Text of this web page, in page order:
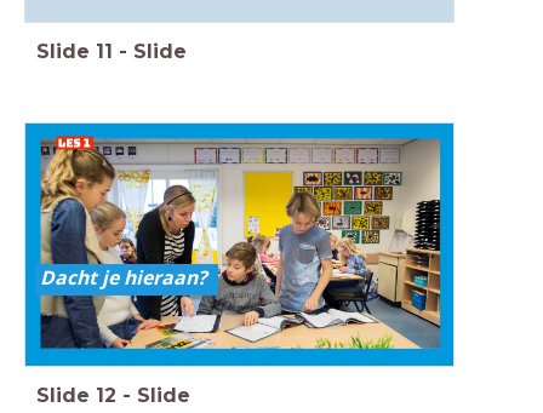
Slide 11 - Slide
Dacht je hieraan?
Slide 12 - Slide